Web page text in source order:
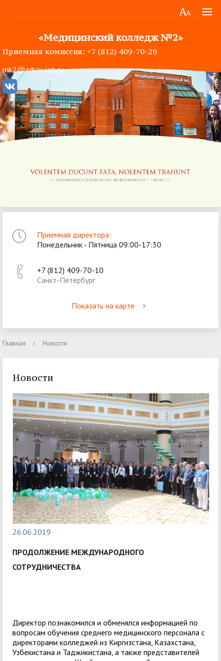
«Медицинский колледж №2»
Приемная комиссия: +7 (812) 409-70-29
mk2@zdrav.spb.ru
Приемная директора:
Понедельник - Пятница 09:00-17:30
+7 (812) 409-70-10
Санкт-Петербург
Показать на карте
Главная › Новости
Новости
26.06.2019
ПРОДОЛЖЕНИЕ МЕЖДУНАРОДНОГО
СОТРУДНИЧЕСТВА
Директор познакомился и обменялся информацией по
вопросам обучения среднего медицинского персонала с
директорами колледжей из Киргизстана, Казахстана,
Узбекистана и Таджикистана, а также представителей